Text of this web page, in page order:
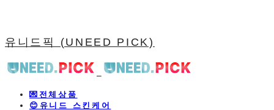
유니드픽 (UNEED PICK)
💌전체상품
😊유니드 스킨케어